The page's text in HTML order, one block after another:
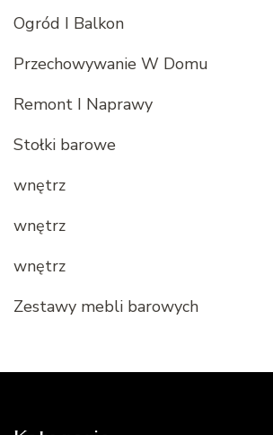
Ogród I Balkon
Przechowywanie W Domu
Remont I Naprawy
Stołki barowe
wnętrz
wnętrz
wnętrz
Zestawy mebli barowych